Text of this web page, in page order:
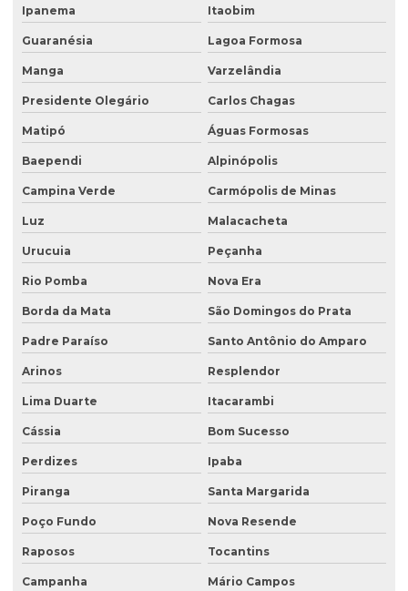
Projeto recuperação de área degradada
Projeto de recuperação de área degradada prad
Recuperação de área degradada por garimpo
Recuperação de área degradada pela agricultura
Recuperação de área degradada pela mineração
Recuperação de áreas ambientais degradadas
Recuperação de áreas ambientalmente degradadas
Recuperação de áreas degradadas e conservação do solo
Recuperação de áreas degradadas e passivos ambientais
Recuperação de áreas degradadas por regeneração natural
Recuperação de áreas degradadas com sistemas agroflorestais
Recuperação de áreas desmatadas
Reflorestamento recuperação de áreas degradadas
Relatório de investigação de passivo ambiental
Retirada de tanque de combustível subterrâneo
Retirada de tanque subterrâneo
Ipanema Itaobim
Guaranésia Lagoa Formosa
Manga Varzelândia
Presidente Olegário Carlos Chagas
Matipó Águas Formosas
Baependi Alpinópolis
Campina Verde Carmópolis de Minas
Luz Malacacheta
Urucuia Peçanha
Rio Pomba Nova Era
Borda da Mata São Domingos do Prata
Padre Paraíso Santo Antônio do Amparo
Arinos Resplendor
Lima Duarte Itacarambi
Cássia Bom Sucesso
Perdizes Ipaba
Piranga Santa Margarida
Poço Fundo Nova Resende
Raposos Tocantins
Campanha Mário Campos